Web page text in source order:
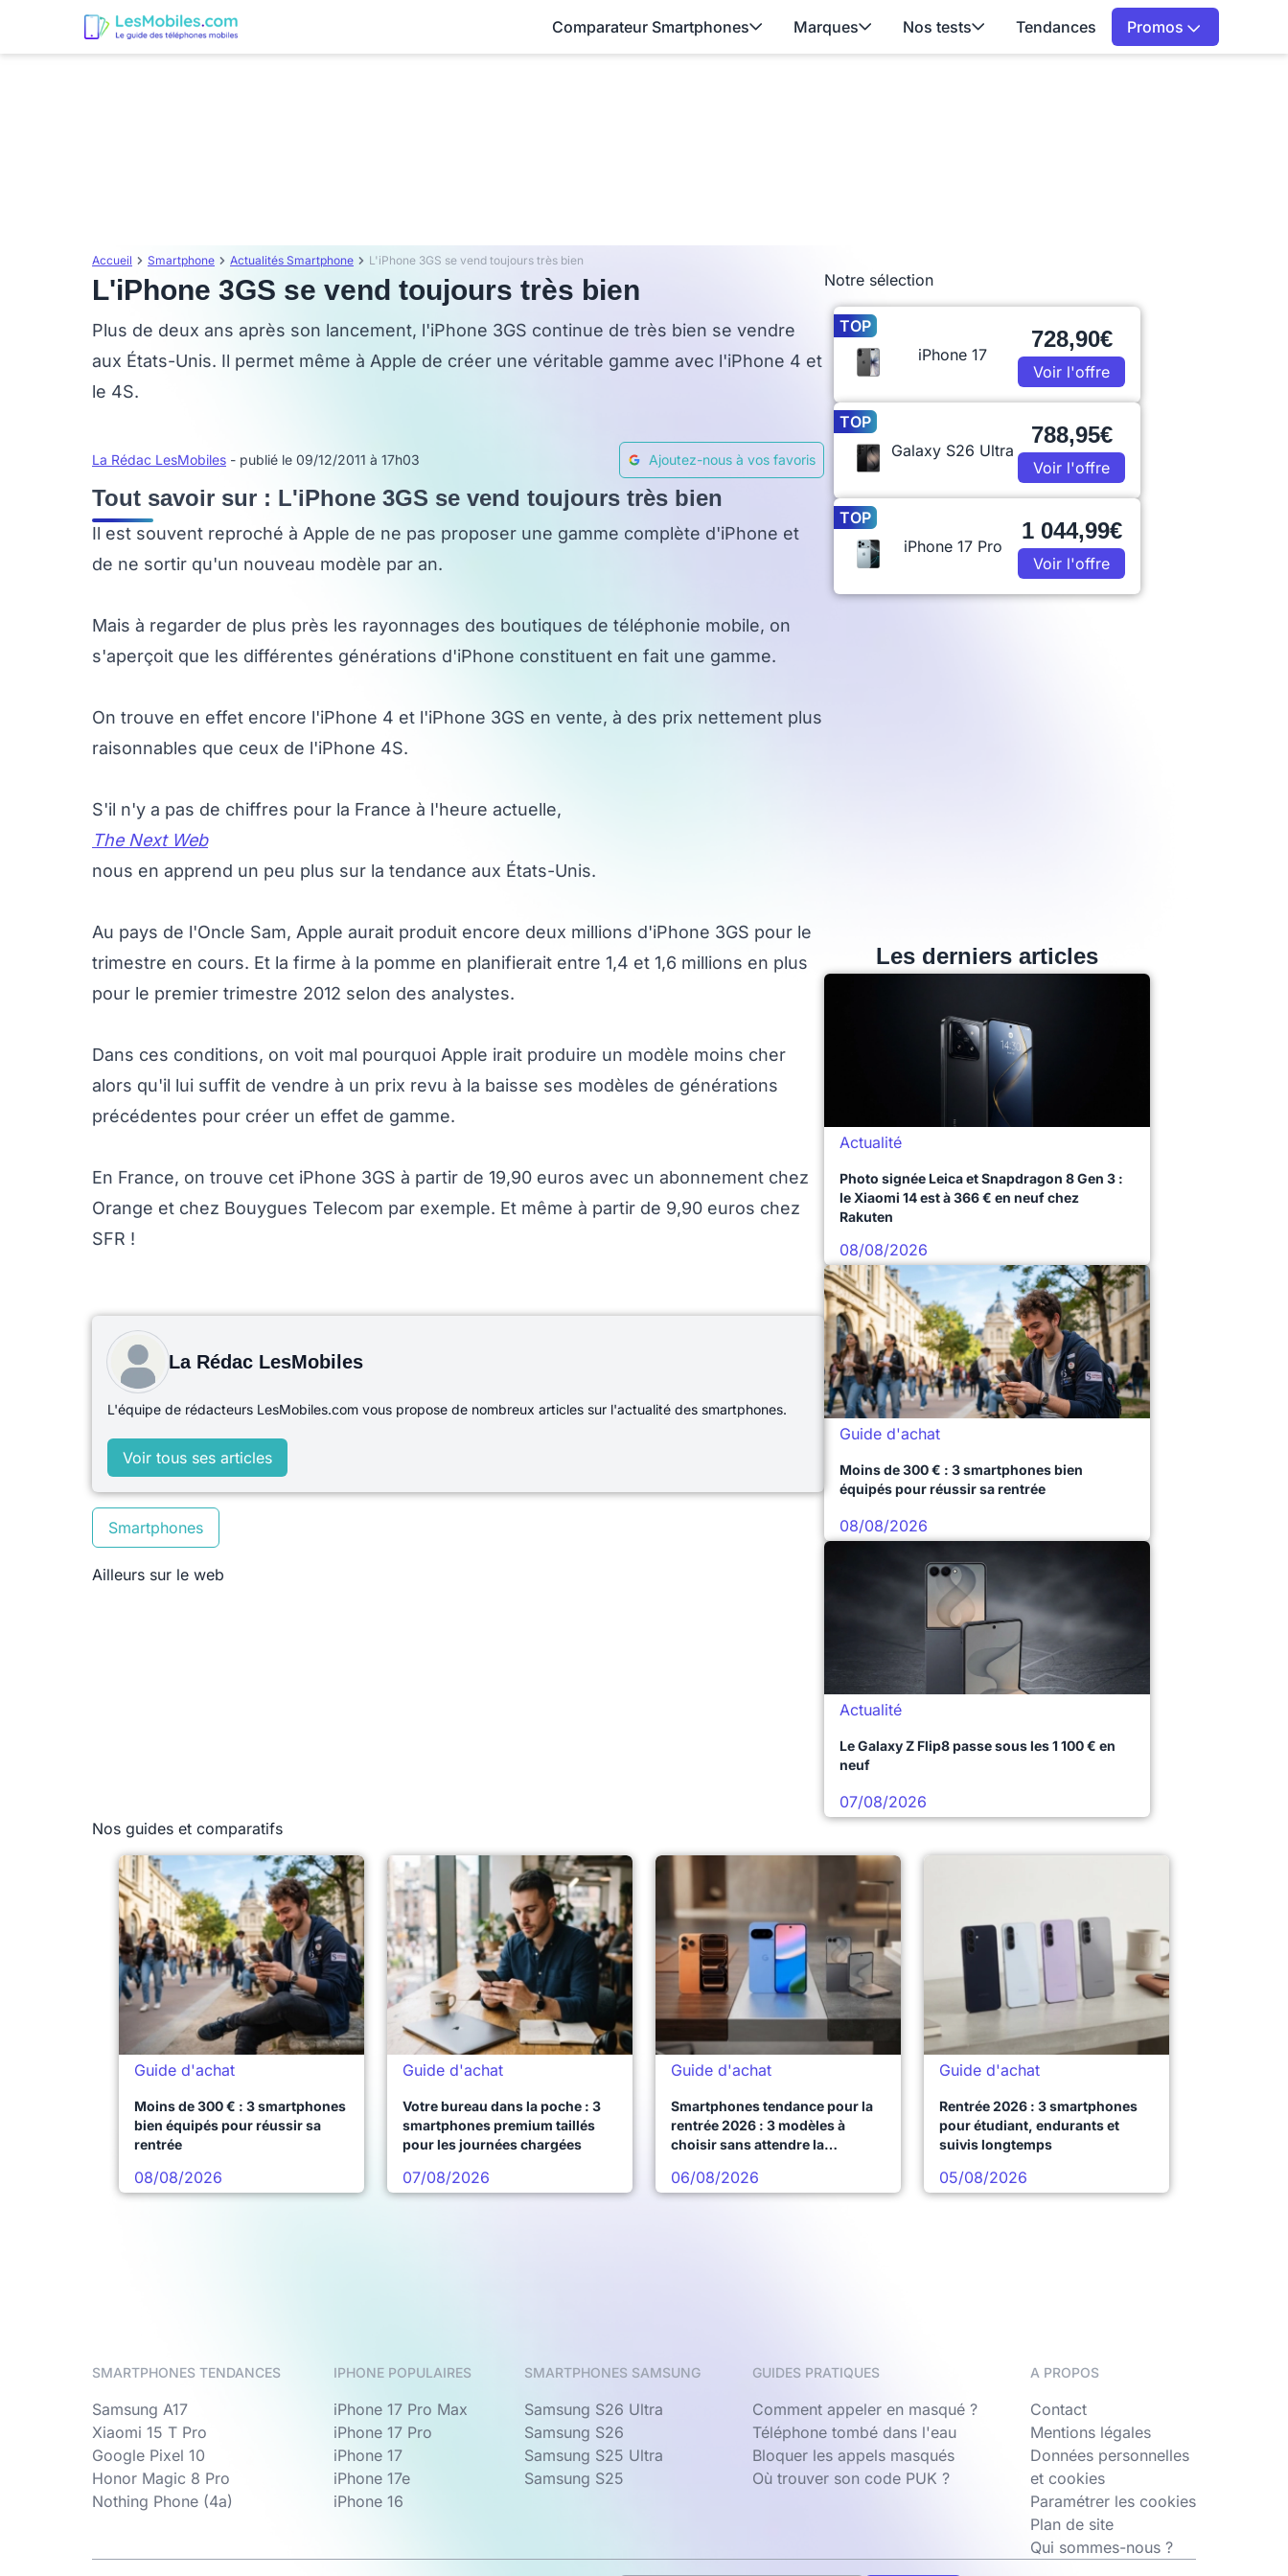
Comparateur Smartphones Marques Nos tests Tendances Promos
Accueil Smartphone Actualités Smartphone L'iPhone 3GS se vend toujours très bien
L'iPhone 3GS se vend toujours très bien
Plus de deux ans après son lancement, l'iPhone 3GS continue de très bien se vendre
aux États-Unis. Il permet même à Apple de créer une véritable gamme avec l'iPhone 4 et
le 4S.
La Rédac LesMobiles - publié le 09/12/2011 à 17h03 Ajoutez-nous à vos favoris
Tout savoir sur : L'iPhone 3GS se vend toujours très bien
Il est souvent reproché à Apple de ne pas proposer une gamme complète d'iPhone et
de ne sortir qu'un nouveau modèle par an.
Mais à regarder de plus près les rayonnages des boutiques de téléphonie mobile, on
s'aperçoit que les différentes générations d'iPhone constituent en fait une gamme.
On trouve en effet encore l'iPhone 4 et l'iPhone 3GS en vente, à des prix nettement plus
raisonnables que ceux de l'iPhone 4S.
S'il n'y a pas de chiffres pour la France à l'heure actuelle,
The Next Web
nous en apprend un peu plus sur la tendance aux États-Unis.
Au pays de l'Oncle Sam, Apple aurait produit encore deux millions d'iPhone 3GS pour le
trimestre en cours. Et la firme à la pomme en planifierait entre 1,4 et 1,6 millions en plus
pour le premier trimestre 2012 selon des analystes.
Dans ces conditions, on voit mal pourquoi Apple irait produire un modèle moins cher
alors qu'il lui suffit de vendre à un prix revu à la baisse ses modèles de générations
précédentes pour créer un effet de gamme.
En France, on trouve cet iPhone 3GS à partir de 19,90 euros avec un abonnement chez
Orange et chez Bouygues Telecom par exemple. Et même à partir de 9,90 euros chez
SFR !
La Rédac LesMobiles
L'équipe de rédacteurs LesMobiles.com vous propose de nombreux articles sur l'actualité des smartphones.
Voir tous ses articles
Smartphones
Ailleurs sur le web
Notre sélection
TOP
iPhone 17
728,90€
Voir l'offre
TOP
Galaxy S26 Ultra
788,95€
Voir l'offre
TOP
iPhone 17 Pro
1 044,99€
Voir l'offre
Les derniers articles
Actualité
Photo signée Leica et Snapdragon 8 Gen 3 :
le Xiaomi 14 est à 366 € en neuf chez
Rakuten
08/08/2026
Guide d'achat
Moins de 300 € : 3 smartphones bien
équipés pour réussir sa rentrée
08/08/2026
Actualité
Le Galaxy Z Flip8 passe sous les 1 100 € en
neuf
07/08/2026
Nos guides et comparatifs
Guide d'achat
Moins de 300 € : 3 smartphones
bien équipés pour réussir sa
rentrée
08/08/2026
Guide d'achat
Votre bureau dans la poche : 3
smartphones premium taillés
pour les journées chargées
07/08/2026
Guide d'achat
Smartphones tendance pour la
rentrée 2026 : 3 modèles à
choisir sans attendre la
06/08/2026
Guide d'achat
Rentrée 2026 : 3 smartphones
pour étudiant, endurants et
suivis longtemps
05/08/2026
SMARTPHONES TENDANCES
Samsung A17
Xiaomi 15 T Pro
Google Pixel 10
Honor Magic 8 Pro
Nothing Phone (4a)
IPHONE POPULAIRES
iPhone 17 Pro Max
iPhone 17 Pro
iPhone 17
iPhone 17e
iPhone 16
SMARTPHONES SAMSUNG
Samsung S26 Ultra
Samsung S26
Samsung S25 Ultra
Samsung S25
GUIDES PRATIQUES
Comment appeler en masqué ?
Téléphone tombé dans l'eau
Bloquer les appels masqués
Où trouver son code PUK ?
A PROPOS
Contact
Mentions légales
Données personnelles
et cookies
Paramétrer les cookies
Plan de site
Qui sommes-nous ?